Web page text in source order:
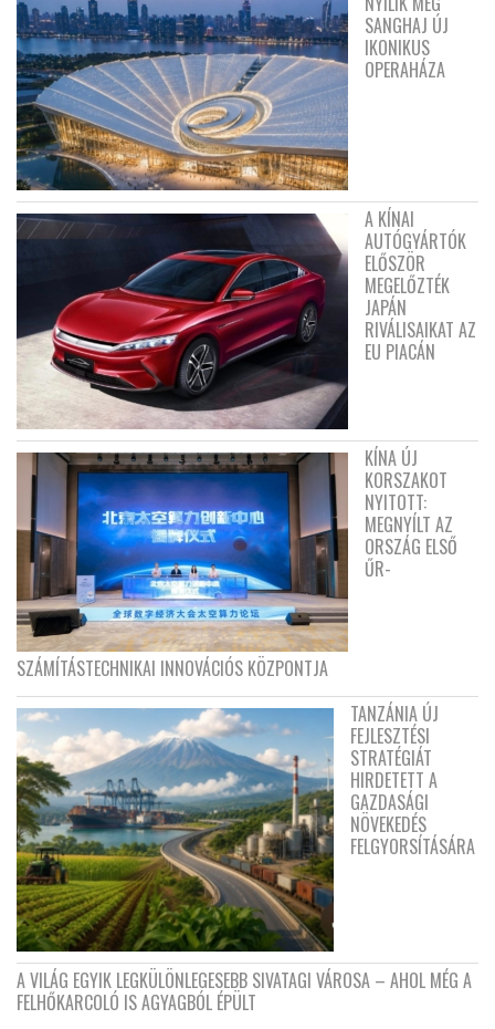
SANGHAJ ÚJ
IKONIKUS
OPERAHÁZA
A KÍNAI
AUTÓGYÁRTÓK
ELŐSZÖR
MEGELŐZTÉK
JAPÁN
RIVÁLISAIKAT AZ
EU PIACÁN
KÍNA ÚJ
KORSZAKOT
NYITOTT:
MEGNYÍLT AZ
ORSZÁG ELSŐ
ŰR-
SZÁMÍTÁSTECHNIKAI INNOVÁCIÓS KÖZPONTJA
TANZÁNIA ÚJ
FEJLESZTÉSI
STRATÉGIÁT
HIRDETETT A
GAZDASÁGI
NÖVEKEDÉS
FELGYORSÍTÁSÁRA
A VILÁG EGYIK LEGKÜLÖNLEGESEBB SIVATAGI VÁROSA – AHOL MÉG A
FELHŐKARCOLÓ IS AGYAGBÓL ÉPÜLT